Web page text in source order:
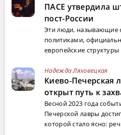
ПАСЕ утвердила
пост-России
Эти люди, называющие
политиками,
европейские
Надежда Ляховецкая
Киево-Печерская
открыт путь к
Весной 2023 года
Печерской лавры
которой стало ясно: